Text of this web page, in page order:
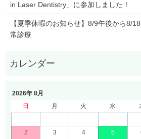
in Laser Dentistry」に参加しました！
【夏季休暇のお知らせ】8/9午後から8/
常診療
2026年 8月
日
月 火 水
2
3 4 5